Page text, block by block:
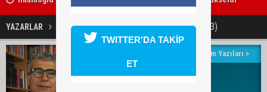
Feke’de motosiklet ağaca çarptı: 1 kişi hayatını kaybetti
YAZARLAR Hacı Hüseyin Kılınç 3.DÜNYA SAVAŞI (3)
Hacı Hüseyin Kılınç
Yazarın Tüm Yazıları >
TWITTER'DA TAKİP
ET